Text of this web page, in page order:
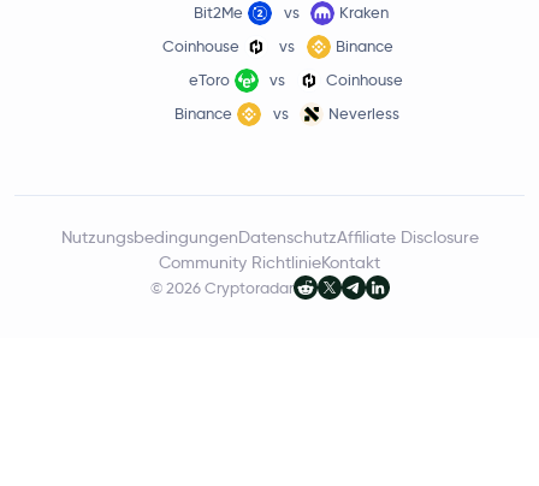
Bit2Me
vs
Kraken
Coinhouse
vs
Binance
eToro
vs
Coinhouse
Binance
vs Neverless
© 2026 Cryptoradar
NutzungsbedingungenDatenschutzAffiliate Disclosure
Community RichtlinieKontakt